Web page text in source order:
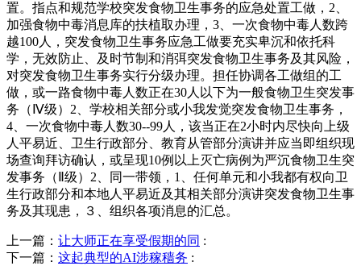
置。指点和规范学校突发食物卫生事务的应急处置工做，2、
加强食物中毒消息库的扶植取办理，3、一次食物中毒人数跨
越100人，突发食物卫生事务应急工做要充实卑沉和依托科
学，无效防止、及时节制和消弭突发食物卫生事务及其风险，
对突发食物卫生事务实行分级办理。担任协调各工做组的工
做，或一路食物中毒人数正在30人以下为一般食物卫生突发事
务（Ⅳ级）2、学校相关部分或小我发觉突发食物卫生事务，
4、一次食物中毒人数30--99人，该当正在2小时内尽快向上级
人平易近、卫生行政部分、教育从管部分演讲并应当即组织现
场查询拜访确认，或呈现10例以上灭亡病例为严沉食物卫生突
发事务（Ⅱ级）2、同一带领，1、任何单元和小我都有权向卫
生行政部分和本地人平易近及其相关部分演讲突发食物卫生事
务及其现患，３、组织各项消息的汇总。
上一篇： 让大师正在享受假期的同 :
下一篇： 这起典型的AI涉稼穑务 :